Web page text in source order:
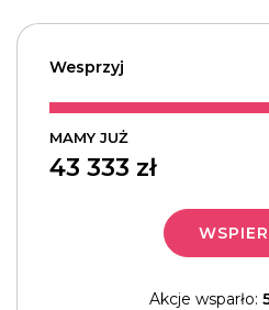
Wesprzyj
MAMY JUŻ
43 333 zł
Akcje wsparło: